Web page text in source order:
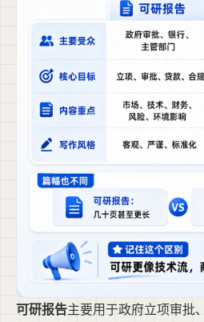
可研报告主要用于政府立项审批